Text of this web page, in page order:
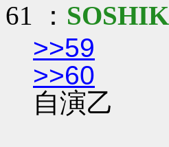
61 ： SOSHIK
>>59
>>60
自演乙